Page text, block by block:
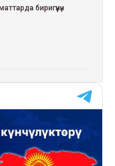
биригүүнүн